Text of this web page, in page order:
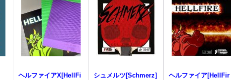
ヘルファイアX[HellFi
シュメルツ[Schmerz]
ヘルファイア[HellFir